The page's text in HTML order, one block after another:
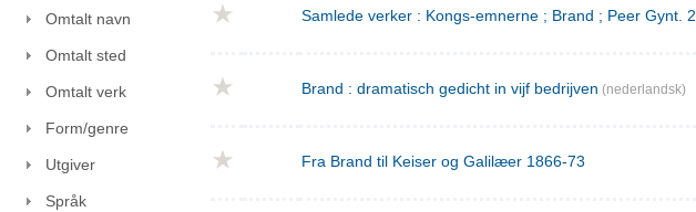
Omtalt navn
Omtalt sted
Omtalt verk
Form/genre
Utgiver
Språk
Samlede verker : Kongs-emnerne ; Brand ; Peer Gynt. 2
Brand : dramatisch gedicht in vijf bedrijven (nederlandsk)
Fra Brand til Keiser og Galilæer 1866-73